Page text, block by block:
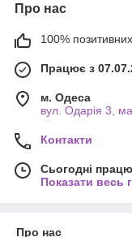
Про нас
100% позитивних
Працює з
м. Одеса
вул. Одарiя 3,
Контакти
Сьогодні
Показати весь
Про нас